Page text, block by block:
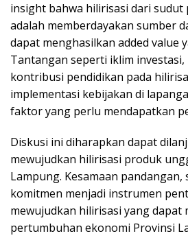
insight bahwa hilirisasi dari sudut
adalah memberdayakan sumber
dapat menghasilkan added value
Tantangan seperti iklim investasi,
kontribusi pendidikan pada
implementasi kebijakan di
faktor yang perlu mendapatkan
Diskusi ini diharapkan dapat
mewujudkan hilirisasi produk
Lampung. Kesamaan pandangan,
komitmen menjadi instrumen
mewujudkan hilirisasi yang dapat
pertumbuhan ekonomi Provinsi